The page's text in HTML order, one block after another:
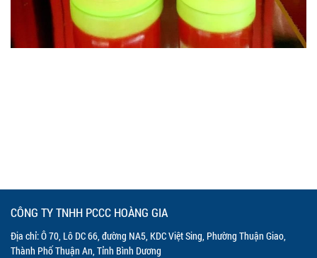
CÔNG TY TNHH PCCC HOÀNG GIA
Địa chỉ: Ô 70, Lô DC 66, đường NA5, KDC Việt Sing, Phường Thuận Giao,
Thành Phố Thuận An, Tỉnh Bình Dương